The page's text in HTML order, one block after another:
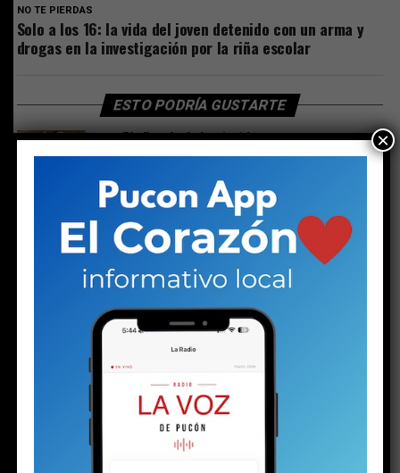
NO TE PIERDAS
Solo a los 16: la vida del joven detenido con un arma y
drogas en la investigación por la riña escolar
ESTO PODRÍA GUSTARTE
El silencio de los (no) inocentes
PuconApp completa su despliegue y ya está
disponible en Android
Solo a los 16: la vida del joven detenido con
un arma y drogas en la investigación por la
riña escolar
Plan de Descontaminación del Lago Villarrica
sería publicado la próxima semana o en los
próximos diez días
×